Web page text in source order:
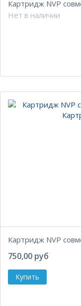
Картридж NVP
Нет в наличии
Картридж NVP
750,00 руб